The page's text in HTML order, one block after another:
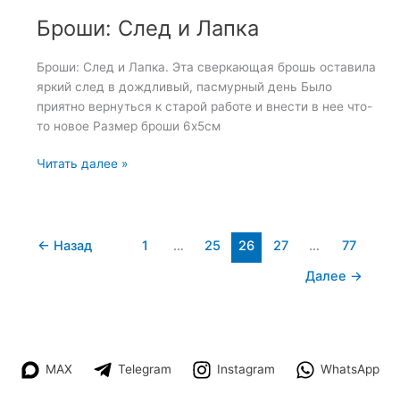
Броши: След и Лапка
Броши: След и Лапка. Эта сверкающая брошь оставила
яркий след в дождливый, пасмурный день Было
приятно вернуться к старой работе и внести в нее что-
то новое Размер броши 6х5см
Броши:
Читать далее »
← Назад 1 … 25 26 27 …
77
Далее →
MAX Telegram Instagram WhatsApp